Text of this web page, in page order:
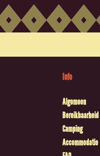
Info
Algemeen
Bereikbaarheid
Camping
Accommodatie